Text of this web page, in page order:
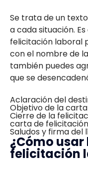
Se trata de un
a cada situación.
felicitación laboral
con el nombre de
también puedes
que se
Aclaración del
Objetivo de la
Cierre de la
carta de
Saludos y firma del
¿Cómo
felicitación